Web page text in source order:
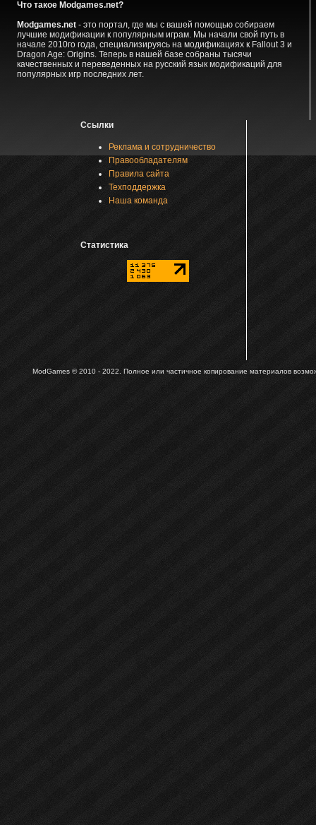
Что такое Modgames.net?
Modgames.net- это портал, где мы с вашей помощью собираем
лучшие модификации к популярным играм. Мы начали свой путь в
начале 2010го года, специализируясь на модификациях к Fallout 3 и
Dragon Age: Origins. Теперь в нашей базе собраны тысячи
качественных и переведенных на русский язык модификаций для
популярных игр последних лет.
Ссылки
Реклама и сотрудничество
Правообладателям
Правила сайта
Техподдержка
Наша команда
Статистика
ModGames © 2010 - 2022. Полное или частичное копирование материалов